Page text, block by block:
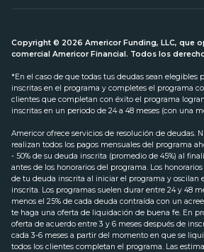
Copyright © 2026 Americor Funding, LLC, que
comercial Americor Financial. Todos los
*En el caso de que todas tus deudas sean elegibles
inscritas en el programa y completes el programa
clientes que completan con éxito el programa
inscritas en un periodo de 24 a 48 meses (con una
Americor ofrece servicios de resolución de deudas.
realizan todos los pagos mensuales del programa
- 50% de su deuda inscrita (promedio de 45%) al
antes de los honorarios del programa. Los
de tu deuda inscrita al iniciar el programa y oscilan
inscrita. Los programas suelen durar entre 24 y 48
menos el 25% de cada deuda contraída con un
te haga una oferta de liquidación de buena fe. En
oferta de acuerdo entre 3 y 6 meses después de
cada 3-6 meses a partir del momento en que se
todos los clientes completan el programa. Las